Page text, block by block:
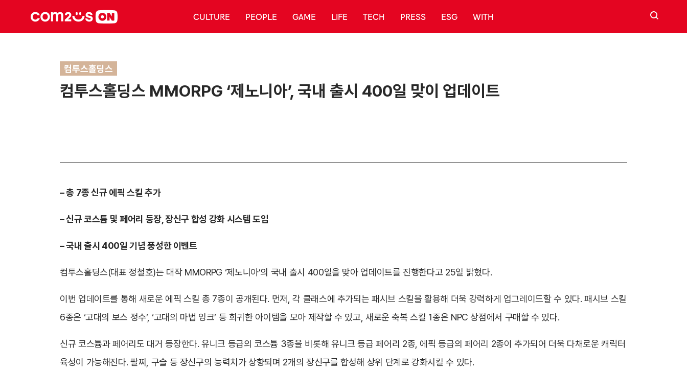
CULTURE PEOPLE GAME LIFE TECH PRESS ESG WITH 검색
컴투스홀딩스
컴투스홀딩스 MMORPG ‘제노니아’, 국내 출시 400일 맞이 업데이트
– 총 7종 신규 에픽 스킬 추가
– 신규 코스튬 및 페어리 등장, 장신구 합성 강화 시스템 도입
– 국내 출시 400일 기념 풍성한 이벤트
컴투스홀딩스(대표 정철호)는 대작 MMORPG ‘제노니아’의 국내 출시 400일을 맞아 업데이트를 진행한다고 25일 밝혔다.
이번 업데이트를 통해 새로운 에픽 스킬 총 7종이 공개된다. 먼저, 각 클래스에 추가되는 패시브 스킬을 활용해 더욱 강력하게 업그레이드할 수 있다. 패시브 스킬
6종은 ‘고대의 보스 정수’, ‘고대의 마법 잉크’ 등 희귀한 아이템을 모아 제작할 수 있고, 새로운 축복 스킬 1종은 NPC 상점에서 구매할 수 있다.
신규 코스튬과 페어리도 대거 등장한다. 유니크 등급의 코스튬 3종을 비롯해 유니크 등급 페어리 2종, 에픽 등급의 페어리 2종이 추가되어 더욱 다채로운 캐릭터
육성이 가능해진다. 팔찌, 구슬 등 장신구의 능력치가 상향되며 2개의 장신구를 합성해 상위 단계로 강화시킬 수 있다.